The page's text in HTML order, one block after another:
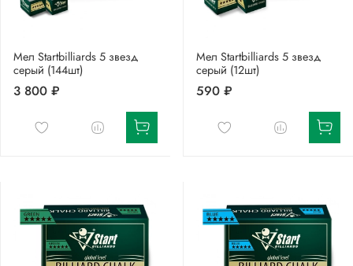
Мел Startbilliards 5 звезд
серый (144шт)
3 800 ₽
Мел Startbilliards 5 звезд
серый (12шт)
590 ₽